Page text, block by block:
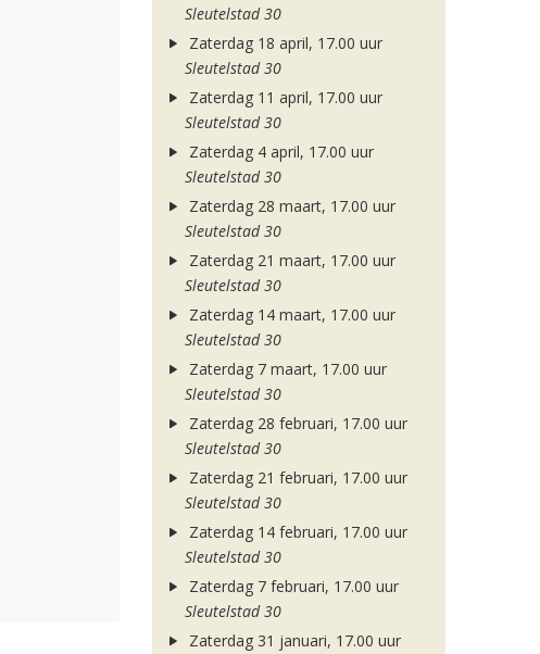
Sleutelstad 30
Zaterdag 18 april, 17.00 uur
Sleutelstad 30
Zaterdag 11 april, 17.00 uur
Sleutelstad 30
Zaterdag 4 april, 17.00 uur
Sleutelstad 30
Zaterdag 28 maart, 17.00 uur
Sleutelstad 30
Zaterdag 21 maart, 17.00 uur
Sleutelstad 30
Zaterdag 14 maart, 17.00 uur
Sleutelstad 30
Zaterdag 7 maart, 17.00 uur
Sleutelstad 30
Zaterdag 28 februari, 17.00 uur
Sleutelstad 30
Zaterdag 21 februari, 17.00 uur
Sleutelstad 30
Zaterdag 14 februari, 17.00 uur
Sleutelstad 30
Zaterdag 7 februari, 17.00 uur
Sleutelstad 30
Zaterdag 31 januari, 17.00 uur